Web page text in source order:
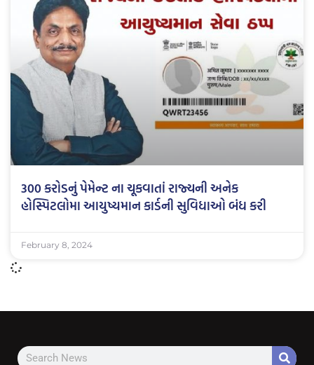
300 કરોડનું પેમેન્ટ ના ચૂકવાતાં રાજ્યની અનેક
હોસ્પિટલોમા આયુષ્યમાન કાર્ડની સુવિધાઓ બંધ કરી
February 8, 2024